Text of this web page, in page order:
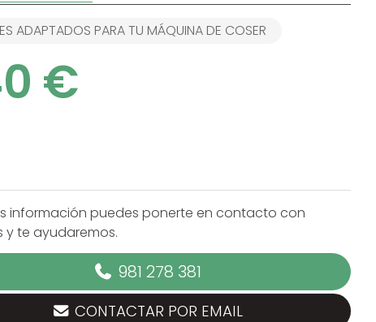
ADAPTADOS PARA TU MÁQUINA DE COSER
€
información puedes ponerte en contacto con
y te ayudaremos.
981 278 381
CONTACTAR POR EMAIL